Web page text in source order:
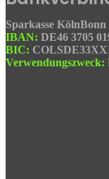
Sparkasse KölnBonn
IBAN: DE46 3705
BIC:
Verwendungszweck: